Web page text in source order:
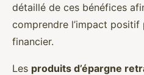
détaillé de ces bénéfices
comprendre l’impact
financier.
Les produits d’épargne